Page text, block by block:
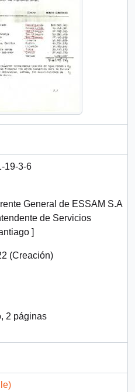
19-3-6
General de ESSAM S.A
de Servicios
]
(Creación)
2 páginas